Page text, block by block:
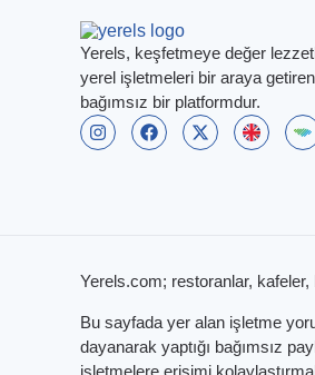
Yerels, keşfetmeye değer
yerel işletmeleri bir araya getiren
bağımsız bir platformdur.
Yerels.com; restoranlar, kafeler,
Bu sayfada yer alan işletme
dayanarak yaptığı bağımsız